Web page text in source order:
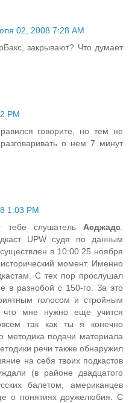
02, 2008 7:28 AM
закрывают? Что думает
PM
говорите, но тем не
о нем 7 минут
1:03 PM
тебе слушатель Асджадс
UPW судя по данным
в 10:00 25 ноября
момент. Именно
С тех пор прослушал
в разнобой с 150-го. За это
голосом и стройным
мне нужно еще учится
так как ты я конечно
методика подачи материала
речи также обнаружил
на себя твоих подкастов
(в районе двадцатого
балетом, американцев
о понятиях дружелюбия. С